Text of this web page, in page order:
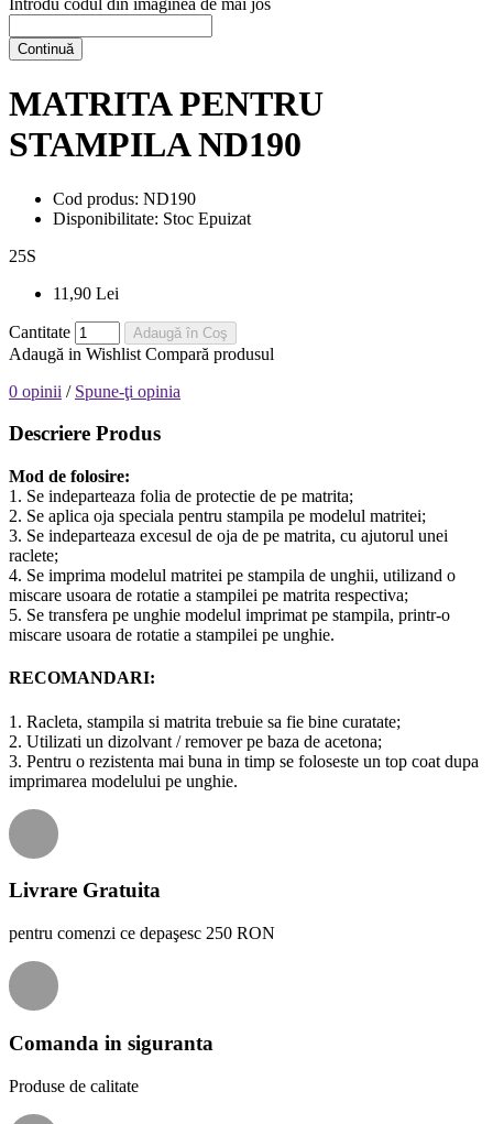
Continuă
MATRITA PENTRU
STAMPILA ND190
Cod produs: ND190
Disponibilitate: Stoc Epuizat
25S
11,90 Lei
Cantitate Adaugă în Coş
Adaugă in Wishlist Compară produsul
0 opinii / Spune-ţi opinia
Descriere Produs
Mod de folosire:
1. Se indeparteaza folia de protectie de pe matrita;
2. Se aplica oja speciala pentru stampila pe modelul matritei;
3. Se indeparteaza excesul de oja de pe matrita, cu ajutorul unei
raclete;
4. Se imprima modelul matritei pe stampila de unghii, utilizand o
miscare usoara de rotatie a stampilei pe matrita respectiva;
5. Se transfera pe unghie modelul imprimat pe stampila, printr-o
miscare usoara de rotatie a stampilei pe unghie.
RECOMANDARI:
1. Racleta, stampila si matrita trebuie sa fie bine curatate;
2. Utilizati un dizolvant / remover pe baza de acetona;
3. Pentru o rezistenta mai buna in timp se foloseste un top coat dupa
imprimarea modelului pe unghie.
Livrare Gratuita
pentru comenzi ce depaşesc 250 RON
Comanda in siguranta
Produse de calitate